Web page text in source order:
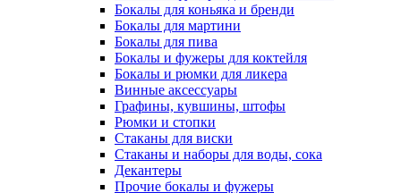
Бокалы для коньяка и бренди
Бокалы для мартини
Бокалы для пива
Бокалы и фужеры для коктейля
Бокалы и рюмки для ликера
Винные аксессуары
Графины, кувшины, штофы
Рюмки и стопки
Стаканы для виски
Стаканы и наборы для воды, сока
Декантеры
Прочие бокалы и фужеры